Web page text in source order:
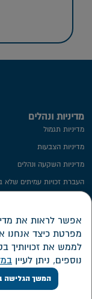
מדיניות ונהלים
מדיניות תגמול
מדיניות הצבעות
מדיניות השקעה ונהלים
העברת זכויות עמיתים שלא
מידע סטטיסטי
חתימה ממוחשבת
מדיניות פרטיות​
שירות לקוחות
אפשר לראות את
מפרטת כיצד אנחנו
לממש את זכויותיך
נוספים, ניתן לעיין
המשך הגלישה